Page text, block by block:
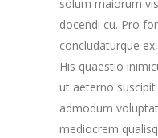
solum maiorum
docendi cu. Pro
concludaturque
His quaestio
ut aeterno
admodum
mediocrem